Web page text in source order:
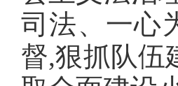
司法、一心
督,狠抓队伍